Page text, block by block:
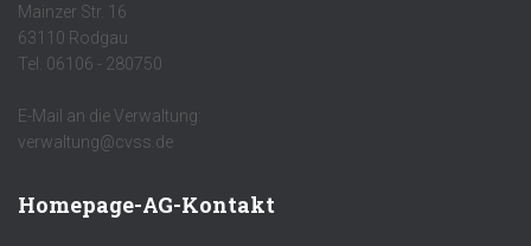
Mainzer Str. 16
63110 Rodgau
Tel. 06106 - 280750
E-Mail an die Verwaltung:
verwaltung@cvss.de
Homepage-AG-Kontakt